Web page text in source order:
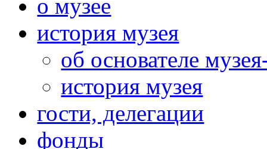
о музее
история музея
об основателе
история музея
гости, делегации
фонды